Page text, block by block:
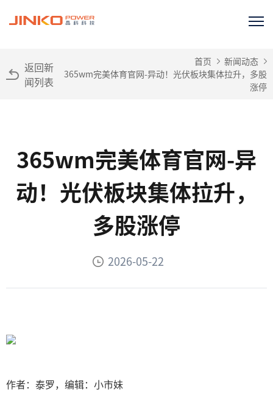
返回新
闻列表
首页
新闻动态
365wm完美体育官网-异动！光伏板块集体拉升，多股
涨停
365wm完美体育官网-异
动！光伏板块集体拉升，
多股涨停
2026-05-22
作者：泰罗，编辑：小市妹